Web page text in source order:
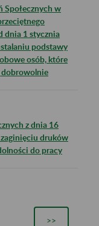
Społecznych w
dnia 1 stycznia
podstawy
osób, które
dobrowolnie
z dnia 16
druków
do pracy
>>